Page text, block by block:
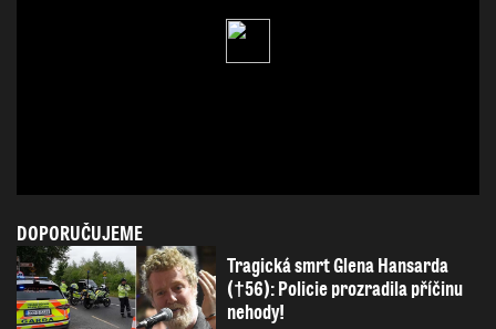
DOPORUČUJEME
Tragická smrt Glena Hansarda
(†56): Policie prozradila příčinu
nehody!